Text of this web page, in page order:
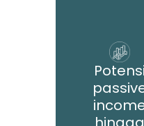
Potensi